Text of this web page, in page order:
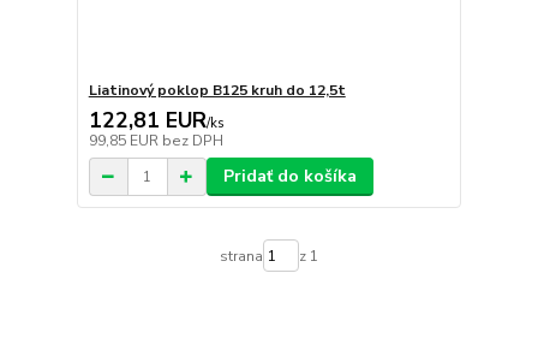
Liatinový poklop B125 kruh do 12,5t
122,81 EUR/ks
99,85 EUR bez DPH
Pridať do košíka
strana z 1